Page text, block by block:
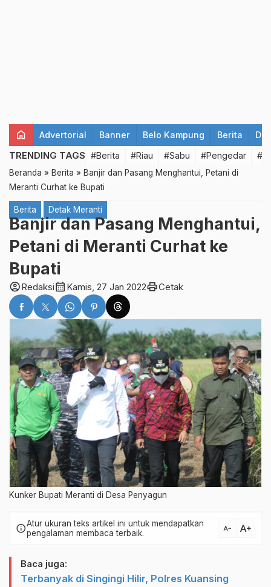
home Advertorial Banner Belo Kampung Berita
TRENDING TAGS #Berita #Riau #Sabu #Pengedar
Beranda » Berita » Banjir dan Pasang Menghantui, Petani di
Meranti Curhat ke Bupati
Berita Detak Meranti
Banjir dan Pasang Menghantui,
Petani di Meranti Curhat ke
Bupati
account_circleRedaksicalendar_month Kamis, 27 Jan 2022printCetak
Kunker Bupati Meranti di Desa Penyagun
infoAtur ukuran teks artikel ini untuk mendapatkan
pengalaman membaca terbaik.
text_decrease text_increase
Baca juga:
Terbanyak di Singingi Hilir, Polres Kuansing